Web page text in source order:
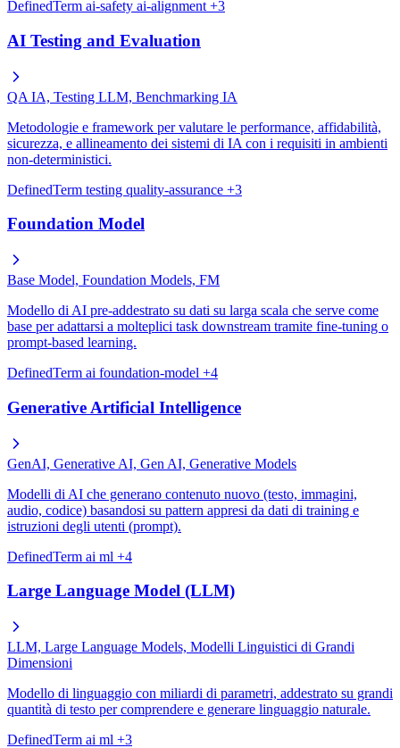
DefinedTerm ai-safety ai-alignment +3
AI Testing and Evaluation
QA IA, Testing LLM, Benchmarking IA
Metodologie e framework per valutare le performance, affidabilità,
sicurezza, e allineamento dei sistemi di IA con i requisiti in ambienti
non-deterministici.
DefinedTerm testing quality-assurance +3
Foundation Model
Base Model, Foundation Models, FM
Modello di AI pre-addestrato su dati su larga scala che serve come
base per adattarsi a molteplici task downstream tramite fine-tuning o
prompt-based learning.
DefinedTerm ai foundation-model +4
Generative Artificial Intelligence
GenAI, Generative AI, Gen AI, Generative Models
Modelli di AI che generano contenuto nuovo (testo, immagini,
audio, codice) basandosi su pattern appresi da dati di training e
istruzioni degli utenti (prompt).
DefinedTerm ai ml +4
Large Language Model (LLM)
LLM, Large Language Models, Modelli Linguistici di Grandi
Dimensioni
Modello di linguaggio con miliardi di parametri, addestrato su grandi
quantità di testo per comprendere e generare linguaggio naturale.
DefinedTerm ai ml +3